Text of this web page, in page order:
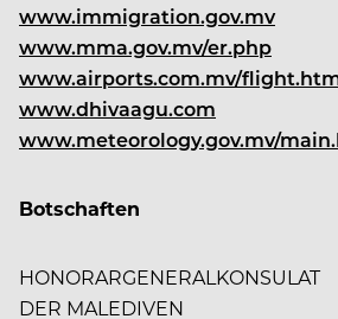
www.immigration.gov.mv
www.mma.gov.mv/er.php
www.airports.com.mv/
www.dhivaagu.com
www.meteorology.gov.mv/
Botschaften
HONORARGENERALKONSULAT
DER MALEDIVEN